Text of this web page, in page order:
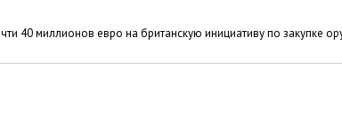
40 миллионов евро на британскую инициативу по закупке